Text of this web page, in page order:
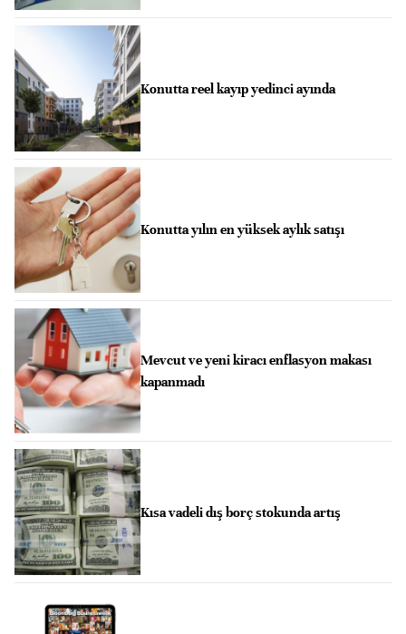
Konutta reel kayıp yedinci ayında
Konutta yılın en yüksek aylık satışı
Mevcut ve yeni kiracı enflasyon makası
kapanmadı
Kısa vadeli dış borç stokunda artış